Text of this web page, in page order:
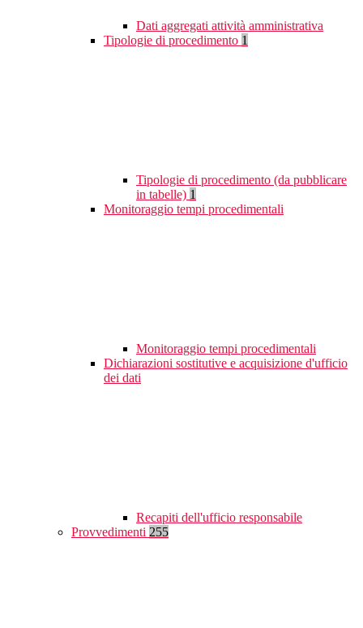
Dati aggregati attività amministrativa
Tipologie di procedimento 1
Tipologie di procedimento (da pubblicare
in tabelle) 1
Monitoraggio tempi procedimentali
Monitoraggio tempi procedimentali
Dichiarazioni sostitutive e acquisizione d'ufficio
dei dati
Recapiti dell'ufficio responsabile
Provvedimenti 255